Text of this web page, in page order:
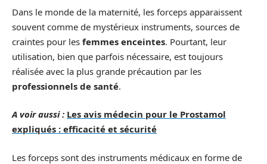
Dans le monde de la maternité, les forceps apparaissent
souvent comme de mystérieux instruments, sources de
craintes pour les femmes enceintes. Pourtant, leur
utilisation, bien que parfois nécessaire, est toujours
réalisée avec la plus grande précaution par les
professionnels de santé.
A voir aussi : Les avis médecin pour le Prostamol
expliqués : efficacité et sécurité
Les forceps sont des instruments médicaux en forme de